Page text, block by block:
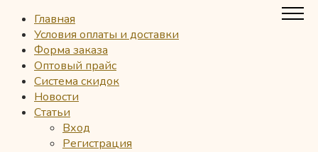
Главная
Условия оплаты и доставки
Форма заказа
Оптовый прайс
Система скидок
Новости
Статьи
Вход
Регистрация